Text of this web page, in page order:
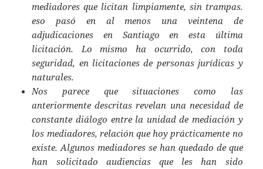
mediadores que licitan limpiamente, sin trampas.
eso pasó en al menos una veintena de
adjudicaciones en Santiago en esta última
licitación. Lo mismo ha ocurrido, con toda
seguridad, en licitaciones de personas jurídicas y
naturales.
Nos parece que situaciones como las
anteriormente descritas revelan una necesidad de
constante diálogo entre la unidad de mediación y
los mediadores, relación que hoy prácticamente no
existe. Algunos mediadores se han quedado de que
han solicitado audiencias que les han sido